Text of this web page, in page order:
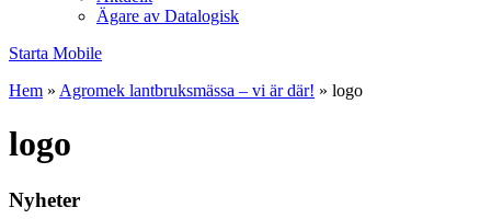
Ägare av Datalogisk
Starta Mobile
Hem » Agromek lantbruksmässa – vi är där! » logo
logo
Nyheter